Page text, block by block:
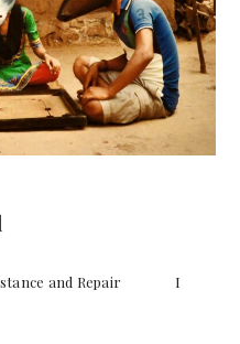
and Repair I